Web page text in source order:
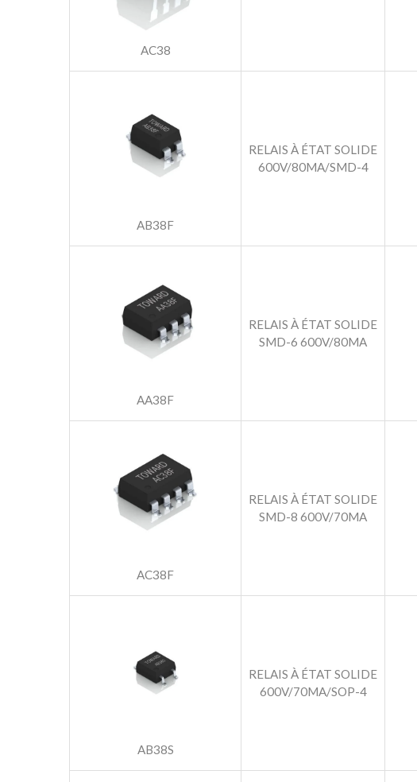
AC38
AB38F
RELAIS À ÉTAT SOLIDE
600V/80MA/SMD-4
AA38F
RELAIS À ÉTAT SOLIDE
SMD-6 600V/80MA
AC38F
RELAIS À ÉTAT SOLIDE
SMD-8 600V/70MA
AB38S
RELAIS À ÉTAT SOLIDE
600V/70MA/SOP-4